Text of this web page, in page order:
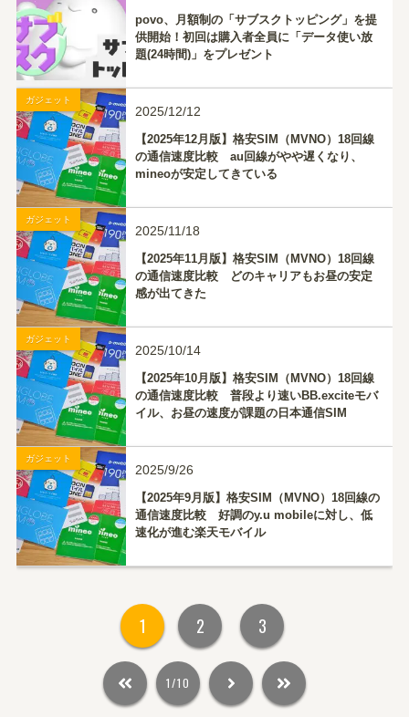
povo、月額制の「サブスクトッピング」を提
供開始！初回は購入者全員に「データ使い放
題(24時間)」をプレゼント
ガジェット
2025/12/12
【2025年12月版】格安SIM（MVNO）18回線
の通信速度比較 au回線がやや遅くなり、
mineoが安定してきている
ガジェット
2025/11/18
【2025年11月版】格安SIM（MVNO）18回線
の通信速度比較 どのキャリアもお昼の安定
感が出てきた
ガジェット
2025/10/14
【2025年10月版】格安SIM（MVNO）18回線
の通信速度比較 普段より速いBB.exciteモバ
イル、お昼の速度が課題の日本通信SIM
ガジェット
2025/9/26
【2025年9月版】格安SIM（MVNO）18回線の
通信速度比較 好調のy.u mobileに対し、低
速化が進む楽天モバイル
1 2 3
1/10